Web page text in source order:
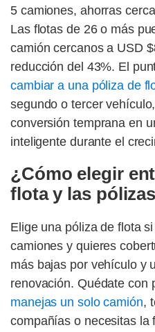
5 camiones, ahorras
Las flotas de 26 o más
camión cercanos a USD
reducción del 43%. El
cambiar a una póliza de
segundo o tercer
conversión temprana en
inteligente durante el
¿Cómo elegir
flota y las
Elige una póliza de flota
camiones y quieres
más bajas por vehículo y
renovación. Quédate con
manejas un solo camión,
compañías o necesitas la